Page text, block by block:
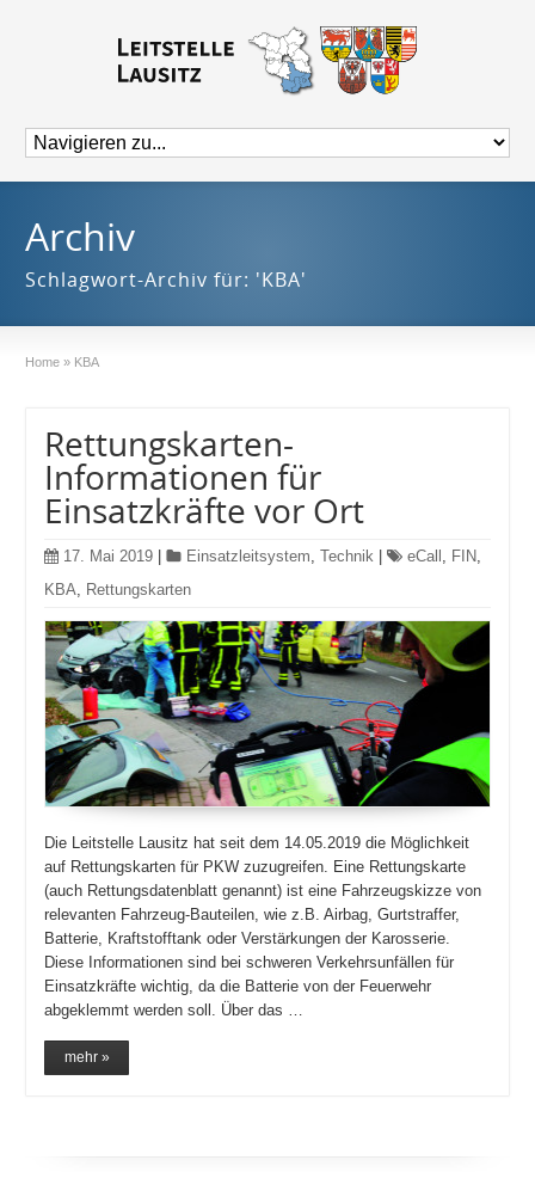
Archiv
Schlagwort-Archiv für: 'KBA'
Home » KBA
Rettungskarten-
Informationen für
Einsatzkräfte vor Ort
17. Mai 2019 Einsatzleitsystem,Technik eCall , FIN,
KBA, Rettungskarten
Die Leitstelle Lausitz hat seit dem 14.05.2019 die Möglichkeit
auf Rettungskarten für PKW zuzugreifen. Eine Rettungskarte
(auch Rettungsdatenblatt genannt) ist eine Fahrzeugskizze von
relevanten Fahrzeug-Bauteilen, wie z.B. Airbag, Gurtstraffer,
Batterie, Kraftstofftank oder Verstärkungen der Karosserie.
Diese Informationen sind bei schweren Verkehrsunfällen für
Einsatzkräfte wichtig, da die Batterie von der Feuerwehr
abgeklemmt werden soll. Über das …
mehr »